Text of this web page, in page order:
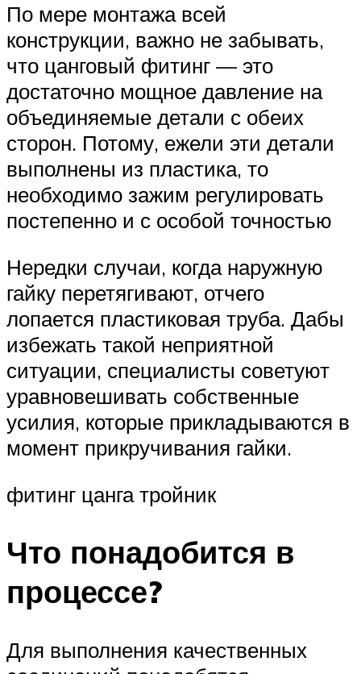
По мере монтажа всей
конструкции, важно не забывать,
что цанговый фитинг — это
достаточно мощное давление на
объединяемые детали с обеих
сторон. Потому, ежели эти детали
выполнены из пластика, то
необходимо зажим регулировать
постепенно и с особой точностью
Нередки случаи, когда наружную
гайку перетягивают, отчего
лопается пластиковая труба. Дабы
избежать такой неприятной
ситуации, специалисты советуют
уравновешивать собственные
усилия, которые прикладываются в
момент прикручивания гайки.
фитинг цанга тройник
Что понадобится в
процессе?
Для выполнения качественных